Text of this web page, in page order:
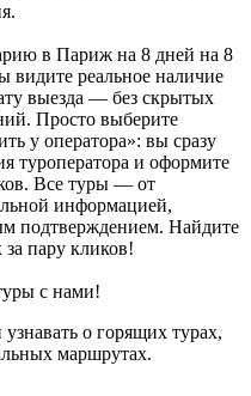
в Париж на 8 дней на 8
видите реальное наличие
выезда — без скрытых
Просто выберите
у оператора»: вы сразу
туроператора и оформите
Все туры — от
информацией,
подтверждением. Найдите
пару кликов!
с нами!
о горящих турах,
маршрутах.